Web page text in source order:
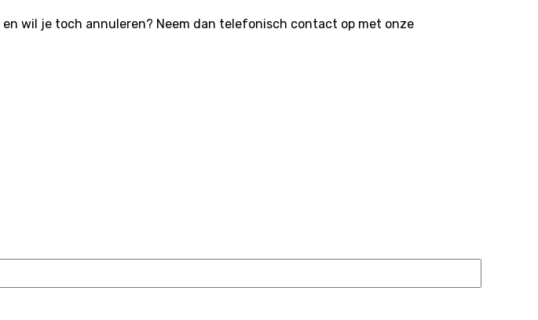
wil je toch annuleren? Neem dan telefonisch contact op met onze